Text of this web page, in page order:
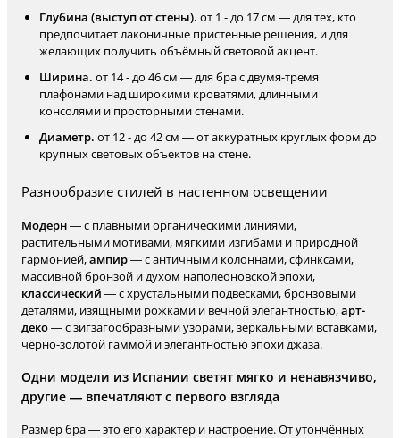
Глубина (выступ от стены). от 1 - до 17 см — для тех, кто
предпочитает лаконичные пристенные решения, и для
желающих получить объёмный световой акцент.
Ширина. от 14 - до 46 см — для бра с двумя-тремя
плафонами над широкими кроватями, длинными
консолями и просторными стенами.
Диаметр. от 12 - до 42 см — от аккуратных круглых форм до
крупных световых объектов на стене.
Разнообразие стилей в настенном освещении
Модерн— с плавными органическими линиями,
растительными мотивами, мягкими изгибами и природной
гармонией,ампир— с античными колоннами, сфинксами,
массивной бронзой и духом наполеоновской эпохи,
классический — с хрустальными подвесками, бронзовыми
деталями, изящными рожками и вечной элегантностью,арт-
деко— с зигзагообразными узорами, зеркальными вставками,
чёрно-золотой гаммой и элегантностью эпохи джаза.
Одни модели из Испании светят мягко и ненавязчиво,
другие — впечатляют с первого взгляда
Размер бра — это его характер и настроение. От утончённых